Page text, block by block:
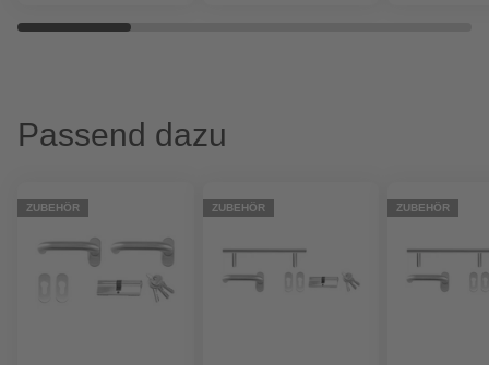
Passend dazu
ZUBEHÖR ZUBEHÖR ZUBEHÖR